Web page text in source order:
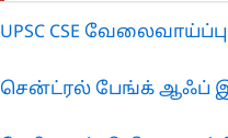
UPSC CSE
சென்ட்ரல் பேங்க் ஆஃப்